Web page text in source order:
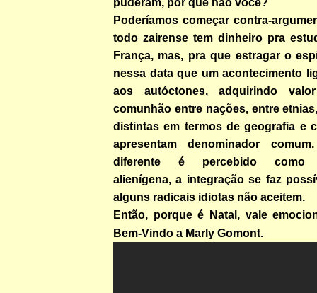
Poderíamos começar contra-
todo zairense tem dinheiro pra
França, mas, pra que estragar o
nessa data que um acontecimento
aos autóctones, adquirindo
comunhão entre nações, entre
distintas em termos de geografia e
apresentam denominador
diferente é percebido como
alienígena, a integração se faz
alguns radicais idiotas não aceitem.
Então, porque é Natal, vale
Bem-Vindo a Marly Gomont.